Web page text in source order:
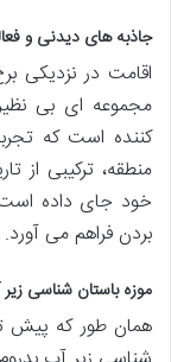
جاذبه های دیدنی و
اقامت در نزدیکی
مجموعه ای بی
کننده است که
منطقه، ترکیبی از
خود جای داده
بردن فراهم می آورد.
موزه باستان شناسی
همان طور که پیش